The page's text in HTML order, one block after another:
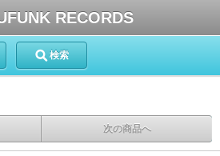
RECORDS
検索
次の商品へ